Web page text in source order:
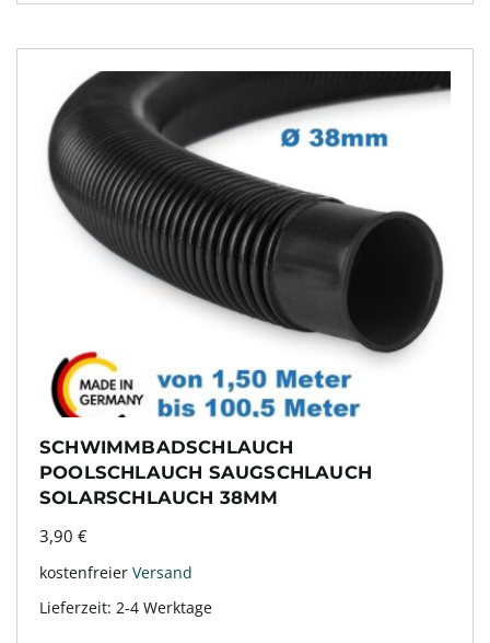
SCHWIMMBADSCHLAUCH
POOLSCHLAUCH SAUGSCHLAUCH
SOLARSCHLAUCH 38MM
3,90 €
kostenfreier Versand
Lieferzeit: 2-4 Werktage